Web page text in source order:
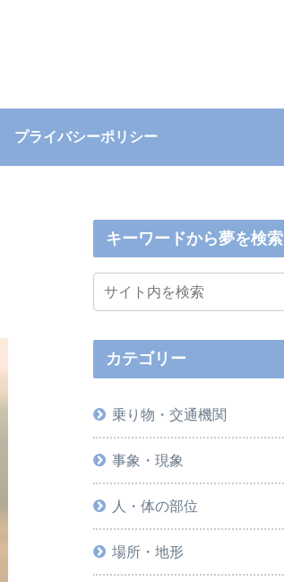
プライバシーポリシー
キーワードから夢を検索
カテゴリー
乗り物・交通機関
事象・現象
人・体の部位
場所・地形